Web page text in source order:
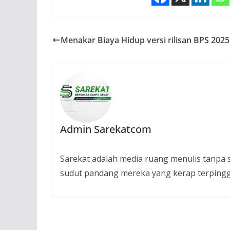
Menakar Biaya Hidup versi rilisan BPS 2025
Admin Sarekatcom
Sarekat adalah media ruang menulis
sudut pandang mereka yang kerap